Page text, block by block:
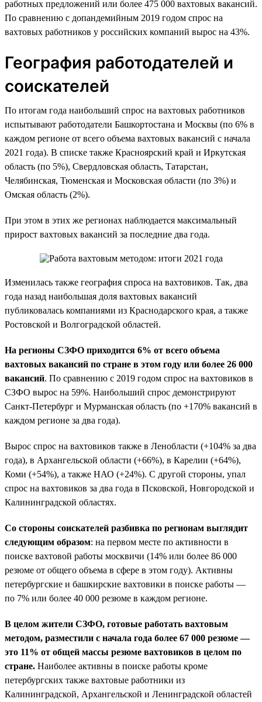
работных предложений или более 475 000 вахтовых вакансий.
По сравнению с допандемийным 2019 годом спрос на
вахтовых работников у российских компаний вырос на 43%.
География работодателей и
соискателей
По итогам года наибольший спрос на вахтовых работников
испытывают работодатели Башкортостана и Москвы (по 6% в
каждом регионе от всего объема вахтовых вакансий с начала
2021 года). В списке также Красноярский край и Иркутская
область (по 5%), Свердловская область, Татарстан,
Челябинская, Тюменская и Московская области (по 3%) и
Омская область (2%).
При этом в этих же регионах наблюдается максимальный
прирост вахтовых вакансий за последние два года.
Изменилась также география спроса на вахтовиков. Так, два
года назад наибольшая доля вахтовых вакансий
публиковалась компаниями из Краснодарского края, а также
Ростовской и Волгоградской областей.
На регионы СЗФО приходится 6% от всего объема
вахтовых вакансий по стране в этом году или более 26 000
вакансий. По сравнению с 2019 годом спрос на вахтовиков в
СЗФО вырос на 59%. Наибольший спрос демонстрируют
Санкт-Петербург и Мурманская область (по +170% вакансий в
каждом регионе за два года).
Вырос спрос на вахтовиков также в Ленобласти (+104% за два
года), в Архангельской области (+66%), в Карелии (+64%),
Коми (+54%), а также НАО (+24%). С другой стороны, упал
спрос на вахтовиков за два года в Псковской, Новгородской и
Калининградской областях.
Со стороны соискателей разбивка по регионам выглядит
следующим образом: на первом месте по активности в
поиске вахтовой работы москвичи (14% или более 86 000
резюме от общего объема в сфере в этом году). Активны
петербургские и башкирские вахтовики в поиске работы —
по 7% или более 40 000 резюме в каждом регионе.
В целом жители СЗФО, готовые работать вахтовым
методом, разместили с начала года более 67 000 резюме —
это 11% от общей массы резюме вахтовиков в целом по
стране. Наиболее активны в поиске работы кроме
петербургских также вахтовые работники из
Калининградской, Архангельской и Ленинградской областей